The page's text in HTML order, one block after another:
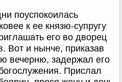
поуспокоилась
к ее князю-супругу
его во дворец
Вот и нынче, приказав
вечерню, задержал его
Прислал